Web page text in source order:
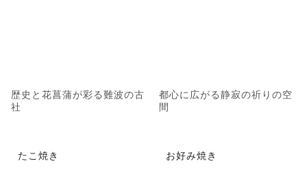
歴史と花菖蒲が彩る難波の古
社
都心に広がる静寂の祈りの空
間
たこ焼き お好み焼き